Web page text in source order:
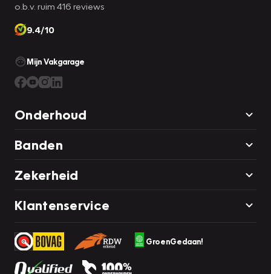
o.b.v. ruim 416 reviews
9.4/10
Mijn Vakgarage
Onderhoud
Banden
Zekerheid
Klantenservice
GroenGedaan!